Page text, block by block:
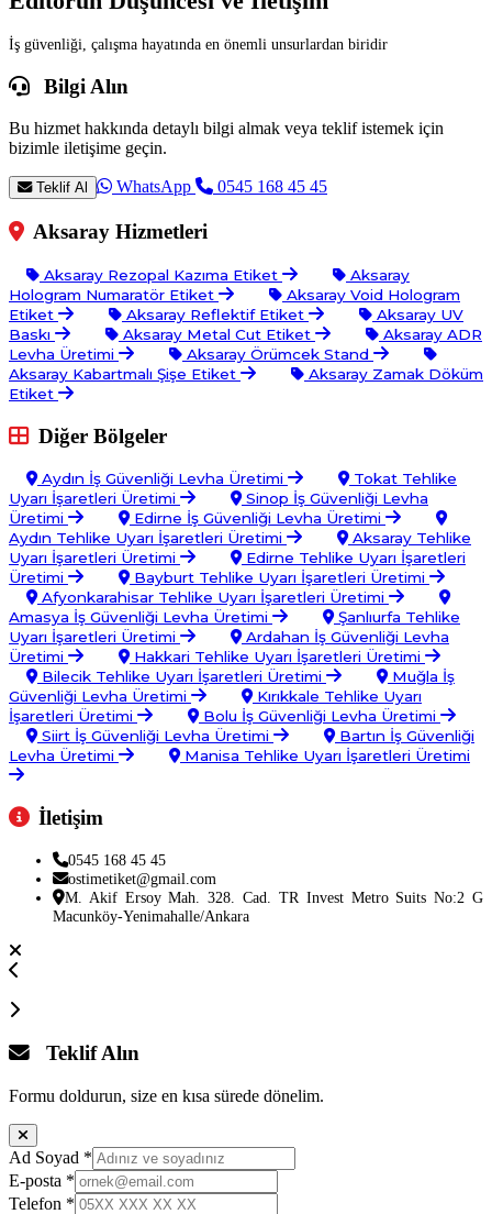
İş güvenliği, çalışma hayatında en önemli unsurlardan biridir
Bilgi Alın
Bu hizmet hakkında detaylı bilgi almak veya teklif istemek için
bizimle iletişime geçin.
Teklif Al WhatsApp 0545 168 45 45
Aksaray Hizmetleri
Aksaray Rezopal Kazıma Etiket
Aksaray
Hologram Numaratör Etiket
Aksaray Void Hologram
Etiket
Aksaray Reflektif Etiket
Aksaray UV
Baskı
Aksaray Metal Cut Etiket
Aksaray ADR
Levha Üretimi
Aksaray Örümcek Stand
Aksaray Kabartmalı Şişe Etiket
Aksaray Zamak Döküm
Etiket
Diğer Bölgeler
Aydın İş Güvenliği Levha Üretimi
Tokat Tehlike
Uyarı İşaretleri Üretimi
Sinop İş Güvenliği Levha
Üretimi
Edirne İş Güvenliği Levha Üretimi
Aydın Tehlike Uyarı İşaretleri Üretimi
Aksaray Tehlike
Uyarı İşaretleri Üretimi
Edirne Tehlike Uyarı İşaretleri
Üretimi
Bayburt Tehlike Uyarı İşaretleri Üretimi
Afyonkarahisar Tehlike Uyarı İşaretleri Üretimi
Amasya İş Güvenliği Levha Üretimi
Şanlıurfa Tehlike
Uyarı İşaretleri Üretimi
Ardahan İş Güvenliği Levha
Üretimi
Hakkari Tehlike Uyarı İşaretleri Üretimi
Bilecik Tehlike Uyarı İşaretleri Üretimi
Muğla İş
Güvenliği Levha Üretimi
Kırıkkale Tehlike Uyarı
İşaretleri Üretimi
Bolu İş Güvenliği Levha Üretimi
Siirt İş Güvenliği Levha Üretimi
Bartın İş Güvenliği
Levha Üretimi
Manisa Tehlike Uyarı İşaretleri Üretimi
İletişim
0545 168 45 45
ostimetiket@gmail.com
M. Akif Ersoy Mah. 328. Cad. TR Invest Metro Suits No:2 G
Macunköy-Yenimahalle/Ankara
Teklif Alın
Formu doldurun, size en kısa sürede dönelim.
Ad Soyad *
E-posta *
Telefon *